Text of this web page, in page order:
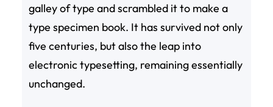
galley of type and scrambled it to make a
type specimen book. It has survived not only
five centuries, but also the leap into
electronic typesetting, remaining essentially
unchanged.